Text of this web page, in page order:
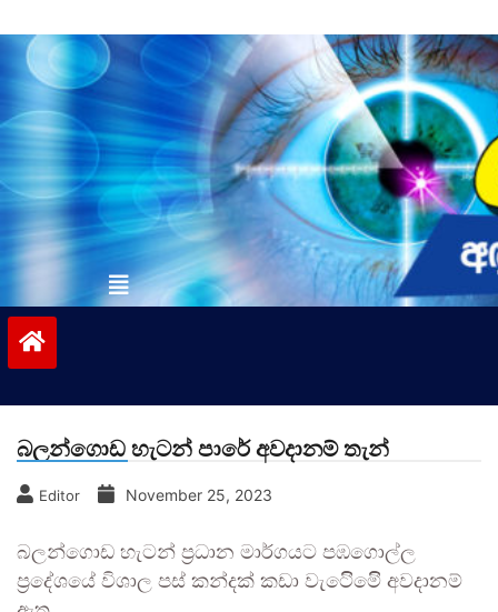
to
contentvinivida.lk
බලන්ගොඩ හැටන් පාරේ අවදානම් තැන්
Editor November 25, 2023
බලන්ගොඩ හැටන් ප්‍රධාන මාර්ගයට පඹගොල්ල
ප්‍රදේශයේ විශාල පස් කන්දක් කඩා වැටෙිිමෙිි අවදානම්